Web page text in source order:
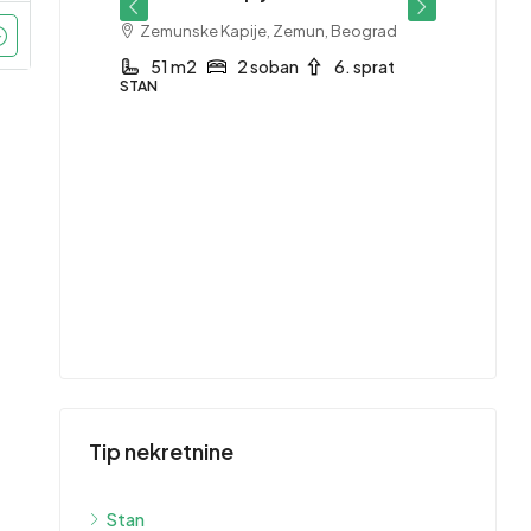
Zemunske Kapije, Zemun, Beograd
51 m2 2 soban 6. sprat
STAN
Tip nekretnine
Stan